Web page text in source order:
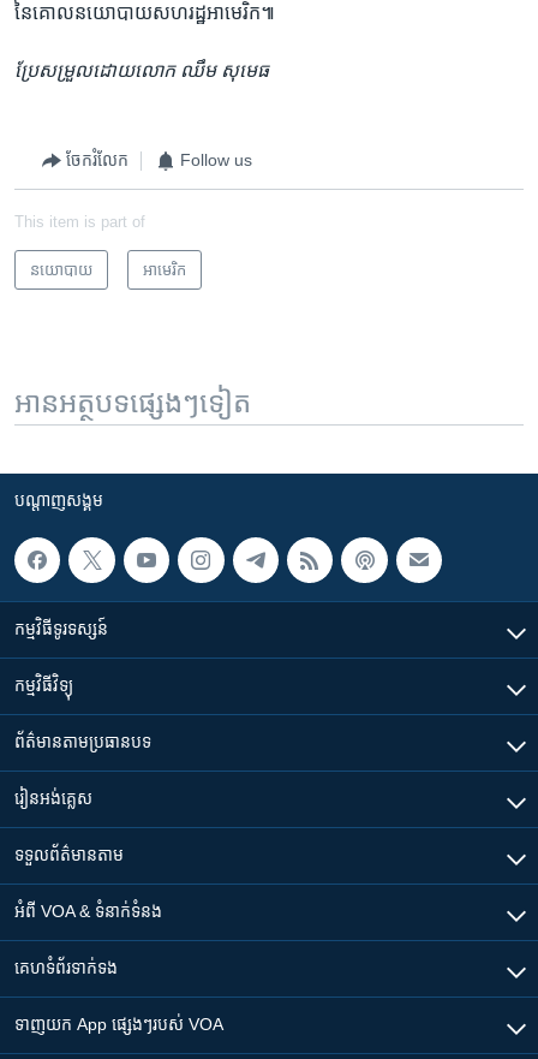
នៃគោលនយោបាយ​សហរដ្ឋ​អាមេរិក៕
ប្រែសម្រួលដោយលោក ឈឹម សុមេធ
ចែករំលែក Follow us
This item is part of
នយោបាយ អាមេរិក​
អានអត្ថបទផ្សេងៗទៀត
បណ្តាញ​សង្គម
កម្មវិធី​ទូរទស្សន៍
កម្មវិធី​វិទ្យុ
ព័ត៌មាន​តាមប្រធានបទ​
រៀន​​អង់គ្លេស
ទទួល​ព័ត៌មាន​តាម
អំពី​ VOA & ទំនាក់ទំនង
គេហទំព័រ​​ទាក់ទង
ទាញយក​ App ផ្សេងៗ​របស់​ VOA